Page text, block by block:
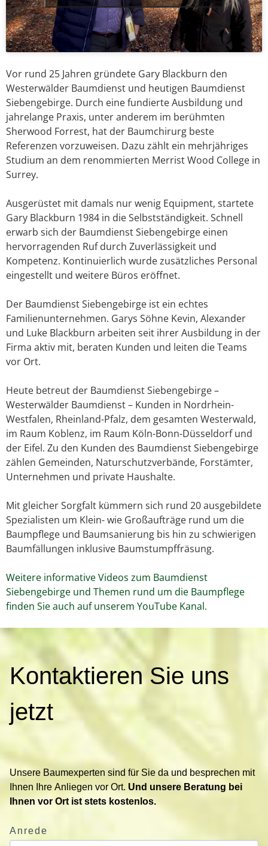
Vor rund 25 Jahren gründete Gary Blackburn den
Westerwälder Baumdienst und heutigen Baumdienst
Siebengebirge. Durch eine fundierte Ausbildung und
jahrelange Praxis, unter anderem im berühmten
Sherwood Forrest, hat der Baumchirurg beste
Referenzen vorzuweisen. Dazu zählt ein mehrjähriges
Studium an dem renommierten Merrist Wood College in
Surrey.
Ausgerüstet mit damals nur wenig Equipment, startete
Gary Blackburn 1984 in die Selbstständigkeit. Schnell
erwarb sich der Baumdienst Siebengebirge einen
hervorragenden Ruf durch Zuverlässigkeit und
Kompetenz. Kontinuierlich wurde zusätzliches Personal
eingestellt und weitere Büros eröffnet.
Der Baumdienst Siebengebirge ist ein echtes
Familienunternehmen. Garys Söhne Kevin, Alexander
und Luke Blackburn arbeiten seit ihrer Ausbildung in der
Firma aktiv mit, beraten Kunden und leiten die Teams
vor Ort.
Heute betreut der Baumdienst Siebengebirge –
Westerwälder Baumdienst – Kunden in Nordrhein-
Westfalen, Rheinland-Pfalz, dem gesamten Westerwald,
im Raum Koblenz, im Raum Köln-Bonn-Düsseldorf und
der Eifel. Zu den Kunden des Baumdienst Siebengebirge
zählen Gemeinden, Naturschutzverbände, Forstämter,
Unternehmen und private Haushalte.
Mit gleicher Sorgfalt kümmern sich rund 20 ausgebildete
Spezialisten um Klein- wie Großaufträge rund um die
Baumpflege und Baumsanierung bis hin zu schwierigen
Baumfällungen inklusive Baumstumpffräsung.
Weitere informative Videos zum Baumdienst
Siebengebirge und Themen rund um die Baumpflege
finden Sie auch auf unserem YouTube Kanal.
o
n
t
e
r
e
S
Kontaktieren Sie uns
jetzt
Unsere Baumexperten sind für Sie da und besprechen mit
Ihnen Ihre Anliegen vor Ort. Und unsere Beratung bei
Ihnen vor Ort ist stets kostenlos.
Anrede